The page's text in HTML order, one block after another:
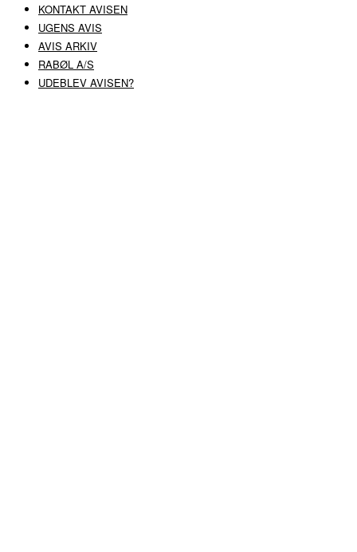
KONTAKT AVISEN
UGENS AVIS
AVIS ARKIV
RABØL A/S
UDEBLEV AVISEN?